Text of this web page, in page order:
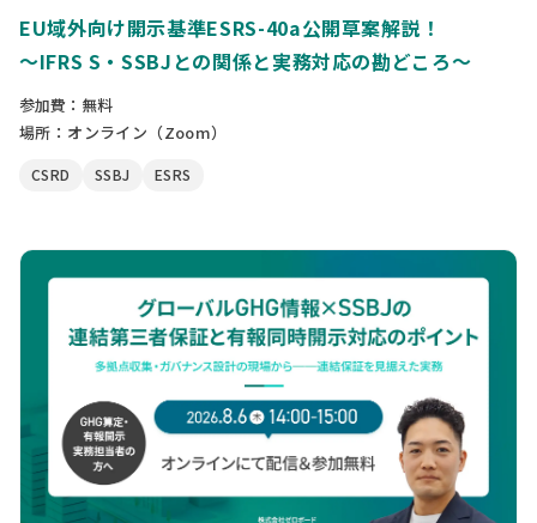
EU域外向け開示基準ESRS-40a公開草案解説！
〜IFRS S・SSBJとの関係と実務対応の勘どころ〜
参加費：無料
場所：オンライン（Zoom）
CSRD SSBJ ESRS